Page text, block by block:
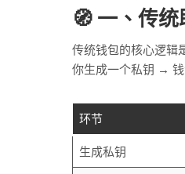
🧭 一、传
传统钱包的核心逻辑
你生成一个私钥 →
环节
生成私钥